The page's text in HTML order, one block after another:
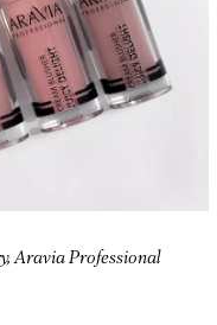
Aravia Professional